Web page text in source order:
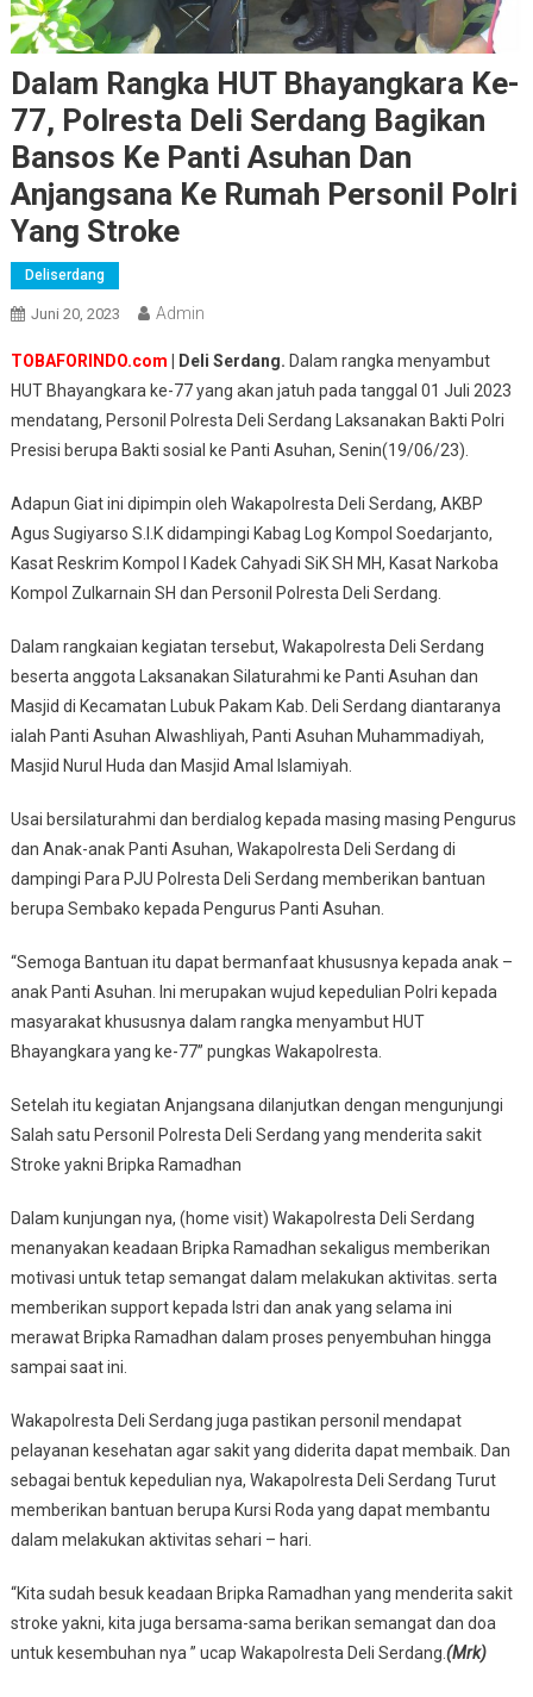
Dalam Rangka HUT Bhayangkara Ke-
77, Polresta Deli Serdang Bagikan
Bansos Ke Panti Asuhan Dan
Anjangsana Ke Rumah Personil Polri
Yang Stroke
Deliserdang
Juni 20, 2023 Admin
TOBAFORINDO.com | Deli Serdang. Dalam rangka menyambut
HUT Bhayangkara ke-77 yang akan jatuh pada tanggal 01 Juli 2023
mendatang, Personil Polresta Deli Serdang Laksanakan Bakti Polri
Presisi berupa Bakti sosial ke Panti Asuhan, Senin(19/06/23).
Adapun Giat ini dipimpin oleh Wakapolresta Deli Serdang, AKBP
Agus Sugiyarso S.I.K didampingi Kabag Log Kompol Soedarjanto,
Kasat Reskrim Kompol I Kadek Cahyadi SiK SH MH, Kasat Narkoba
Kompol Zulkarnain SH dan Personil Polresta Deli Serdang.
Dalam rangkaian kegiatan tersebut, Wakapolresta Deli Serdang
beserta anggota Laksanakan Silaturahmi ke Panti Asuhan dan
Masjid di Kecamatan Lubuk Pakam Kab. Deli Serdang diantaranya
ialah Panti Asuhan Alwashliyah, Panti Asuhan Muhammadiyah,
Masjid Nurul Huda dan Masjid Amal Islamiyah.
Usai bersilaturahmi dan berdialog kepada masing masing Pengurus
dan Anak-anak Panti Asuhan, Wakapolresta Deli Serdang di
dampingi Para PJU Polresta Deli Serdang memberikan bantuan
berupa Sembako kepada Pengurus Panti Asuhan.
“Semoga Bantuan itu dapat bermanfaat khususnya kepada anak –
anak Panti Asuhan. Ini merupakan wujud kepedulian Polri kepada
masyarakat khususnya dalam rangka menyambut HUT
Bhayangkara yang ke-77” pungkas Wakapolresta.
Setelah itu kegiatan Anjangsana dilanjutkan dengan mengunjungi
Salah satu Personil Polresta Deli Serdang yang menderita sakit
Stroke yakni Bripka Ramadhan
Dalam kunjungan nya, (home visit) Wakapolresta Deli Serdang
menanyakan keadaan Bripka Ramadhan sekaligus memberikan
motivasi untuk tetap semangat dalam melakukan aktivitas. serta
memberikan support kepada Istri dan anak yang selama ini
merawat Bripka Ramadhan dalam proses penyembuhan hingga
sampai saat ini.
Wakapolresta Deli Serdang juga pastikan personil mendapat
pelayanan kesehatan agar sakit yang diderita dapat membaik. Dan
sebagai bentuk kepedulian nya, Wakapolresta Deli Serdang Turut
memberikan bantuan berupa Kursi Roda yang dapat membantu
dalam melakukan aktivitas sehari – hari.
“Kita sudah besuk keadaan Bripka Ramadhan yang menderita sakit
stroke yakni, kita juga bersama-sama berikan semangat dan doa
untuk kesembuhan nya ” ucap Wakapolresta Deli Serdang.(Mrk)